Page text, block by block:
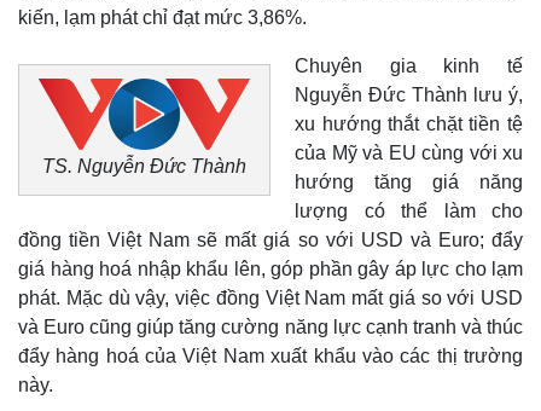
Quan sát
Cuộc sống đó đây
Multimedia
kiến, lạm phát chỉ đạt mức 3,86%.
TS. Nguyễn Đức Thành
Chuyên gia kinh tế
Nguyễn Đức Thành lưu ý,
xu hướng thắt chặt tiền tệ
của Mỹ và EU cùng với xu
hướng tăng giá năng
lượng có thể làm cho
đồng tiền Việt Nam sẽ mất giá so với USD và Euro; đẩy
giá hàng hoá nhập khẩu lên, góp phần gây áp lực cho lạm
phát. Mặc dù vậy, việc đồng Việt Nam mất giá so với USD
và Euro cũng giúp tăng cường năng lực cạnh tranh và thúc
đẩy hàng hoá của Việt Nam xuất khẩu vào các thị trường
này.